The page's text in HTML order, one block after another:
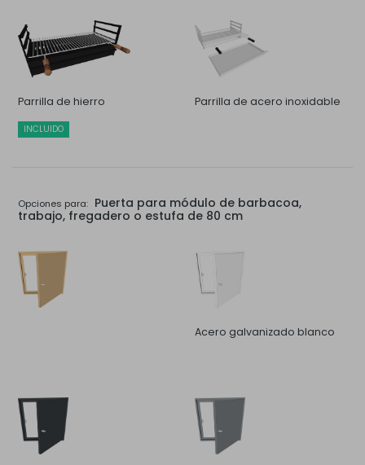
Parrilla de hierro
INCLUIDO
Parrilla de acero inoxidable
Opciones para: Puerta para módulo de barbacoa,
trabajo, fregadero o estufa de 80 cm
Acero galvanizado blanco